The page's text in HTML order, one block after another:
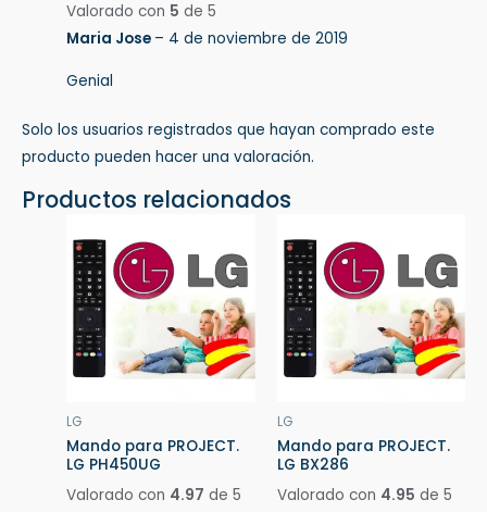
Valorado con 5 de 5
Maria Jose – 4 de noviembre de 2019
Genial
Solo los usuarios registrados que hayan comprado este
producto pueden hacer una valoración.
Productos relacionados
LG
Mando para PROJECT.
LG PH450UG
Valorado con 4.97 de 5
LG
Mando para PROJECT.
LG BX286
Valorado con 4.95 de 5